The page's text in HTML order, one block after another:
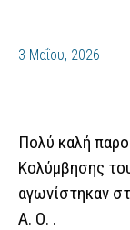
3 Μαΐου, 2026
Πολύ καλή
Κολύμβησης
αγωνίστηκαν
Α. Ο. .